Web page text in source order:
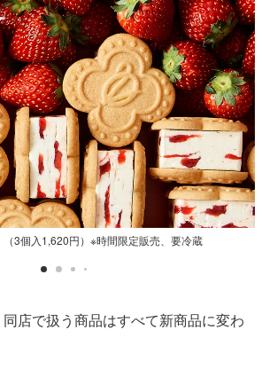
3個入1,620円）※時間限定販売、要冷蔵
店で扱う商品はすべて新商品に変わ